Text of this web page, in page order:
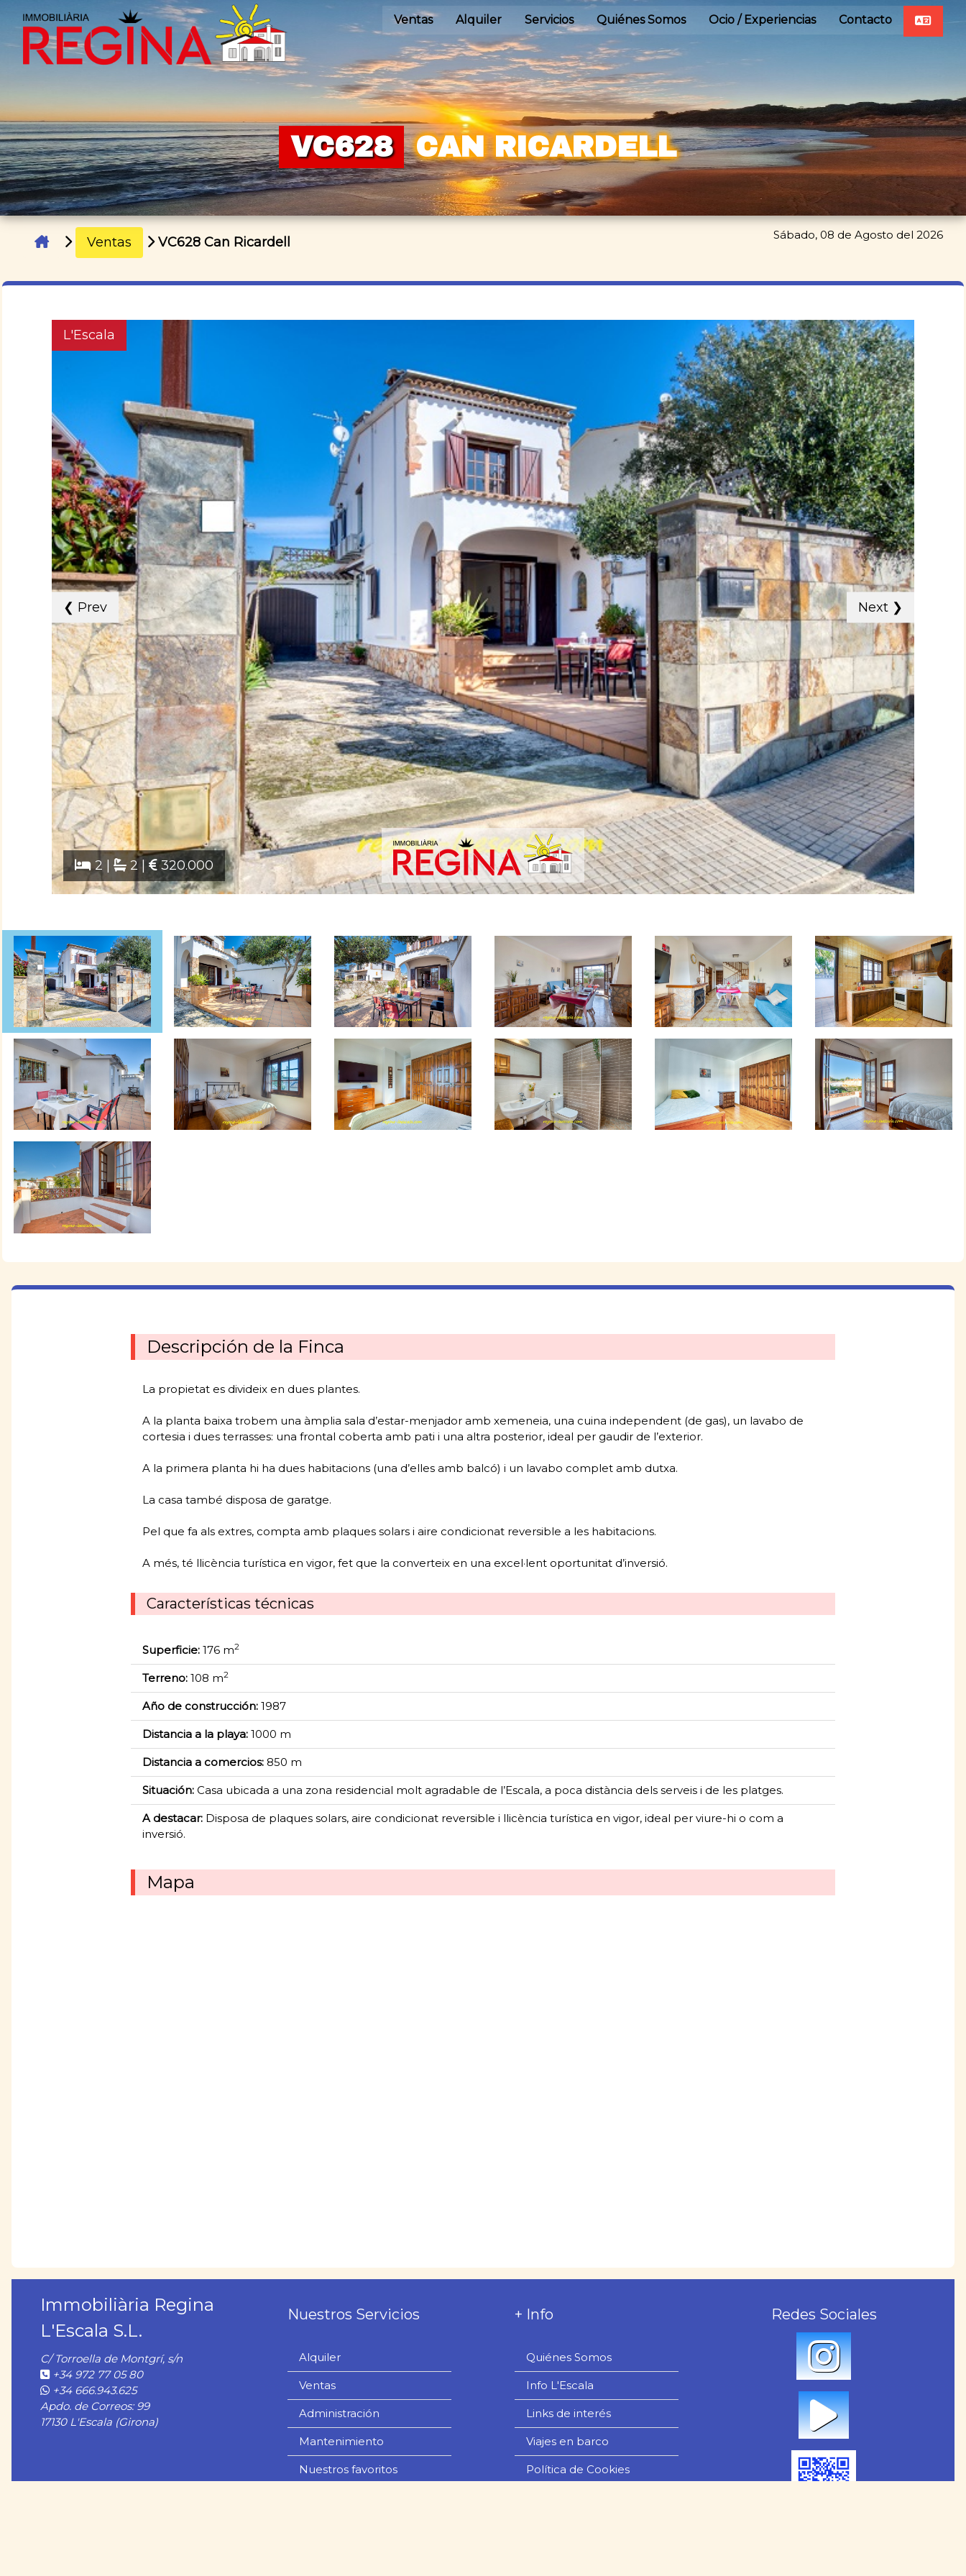
VC628 CAN RICARDELL
Contacto
Ocio / Experiencias
Quiénes Somos
Servicios
Alquiler
Ventas
Ventas VC628 Can Ricardell Sábado, 08 de Agosto del 2026
❮ Prev Next ❯
L'Escala
2 | 2 | 320.000
Descripción de la Finca
La propietat es divideix en dues plantes.
A la planta baixa trobem una àmplia sala d’estar-menjador amb xemeneia, una cuina independent (de gas), un lavabo de
cortesia i dues terrasses: una frontal coberta amb pati i una altra posterior, ideal per gaudir de l’exterior.
A la primera planta hi ha dues habitacions (una d’elles amb balcó) i un lavabo complet amb dutxa.
La casa també disposa de garatge.
Pel que fa als extres, compta amb plaques solars i aire condicionat reversible a les habitacions.
A més, té llicència turística en vigor, fet que la converteix en una excel·lent oportunitat d’inversió.
Características técnicas
Superficie: 176 m2
Terreno: 108 m2
Año de construcción: 1987
Distancia a la playa: 1000 m
Distancia a comercios: 850 m
Situación: Casa ubicada a una zona residencial molt agradable de l’Escala, a poca distància dels serveis i de les platges.
A destacar: Disposa de plaques solars, aire condicionat reversible i llicència turística en vigor, ideal per viure-hi o com a
inversió.
Mapa
Immobiliària Regina
L'Escala S.L.
C/ Torroella de Montgrí, s/n
+34 972 77 05 80
+34 666.943.625
Apdo. de Correos: 99
17130 L'Escala (Girona)
Redes Sociales
Nuestros Servicios
Alquiler
Ventas
Administración
Mantenimiento
Nuestros favoritos
+ Info
Quiénes Somos
Info L'Escala
Links de interés
Viajes en barco
Política de Cookies